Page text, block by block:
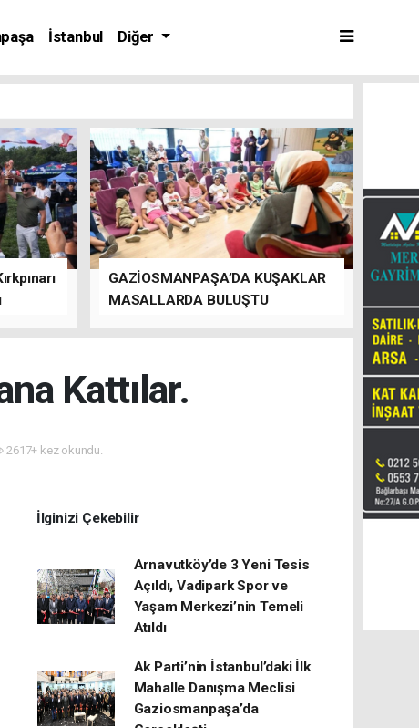
İstanbul Diğer
GAZİOSMANPAŞA’DA KUŞAKLAR
MASALLARDA BULUŞTU
Kattılar.
2617+ kez okundu.
İlginizi Çekebilir
Arnavutköy’de 3 Yeni Tesis
Açıldı, Vadipark Spor ve
Yaşam Merkezi’nin Temeli
Atıldı
Ak Parti’nin İstanbul’daki İlk
Mahalle Danışma Meclisi
Gaziosmanpaşa’da